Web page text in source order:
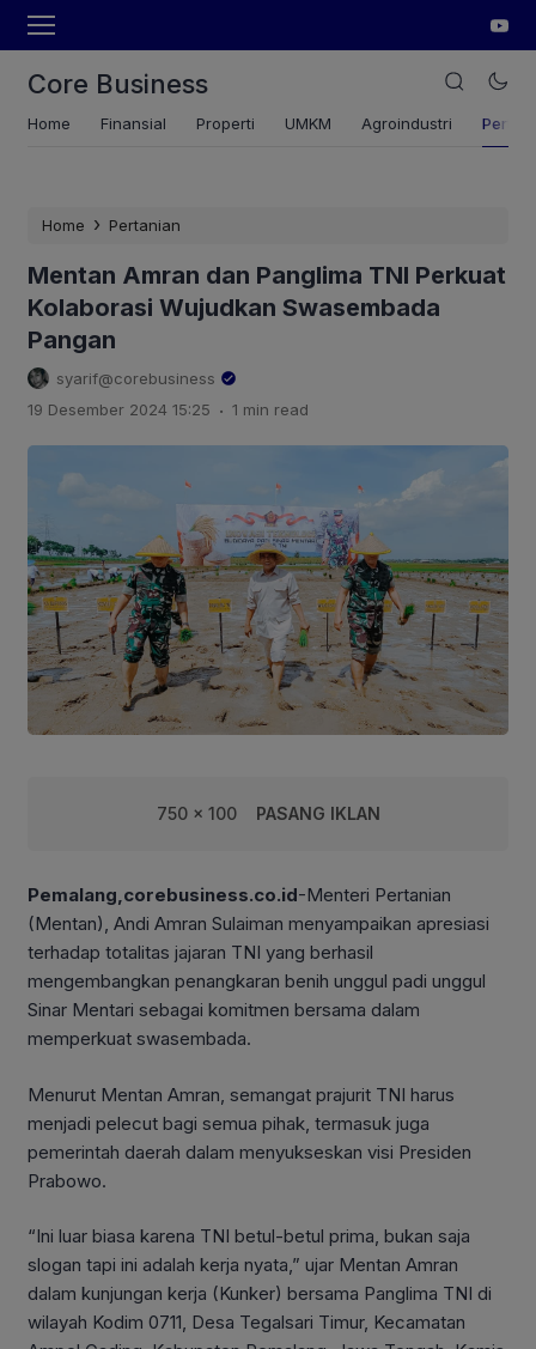
Core Business
Home Finansial Properti UMKM Agroindustri
Home › Pertanian
Mentan Amran dan Panglima TNI Perkuat
Kolaborasi Wujudkan Swasembada
Pangan
syarif@corebusiness
19 Desember 2024 15:25 . 1 min read
750 x 100 PASANG IKLAN
Pemalang,corebusiness.co.id-Menteri Pertanian
(Mentan), Andi Amran Sulaiman menyampaikan apresiasi
terhadap totalitas jajaran TNI yang berhasil
mengembangkan penangkaran benih unggul padi unggul
Sinar Mentari sebagai komitmen bersama dalam
memperkuat swasembada.
Menurut Mentan Amran, semangat prajurit TNI harus
menjadi pelecut bagi semua pihak, termasuk juga
pemerintah daerah dalam menyukseskan visi Presiden
Prabowo.
“Ini luar biasa karena TNI betul-betul prima, bukan saja
slogan tapi ini adalah kerja nyata,” ujar Mentan Amran
dalam kunjungan kerja (Kunker) bersama Panglima TNI di
wilayah Kodim 0711, Desa Tegalsari Timur, Kecamatan